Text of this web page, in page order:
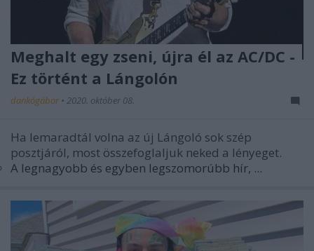
Meghalt egy zseni, újra él az AC/DC -
Ez történt a Lángolón
dankógábor • 2020. október 08.
Ha lemaradtál volna az új Lángoló sok szép
posztjáról, most összefoglaljuk neked a lényeget.
A legnagyobb és egyben legszomorúbb hír, ...